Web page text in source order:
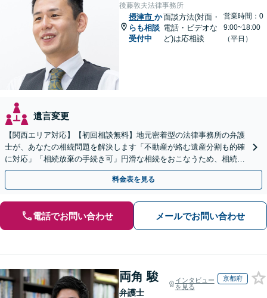
後藤敦夫法律事務所
摂津市 か
らも相談
受付中
面談方法(対面・
電話・ビデオな
ど)は応相談
営業時間：0
9:00~18:00
（平日）
遺言変更
【関西エリア対応】【初回相談無料】地元密着型の法律事務所の弁護
士が、あなたの相続問題を解決します「不動産が絡む遺産分割も的確
に対応」「相続放棄の手続き可」円滑な相続をおこなうため、相続問
題は自分の代で解決しましょう【完全個室制】
料金表を見る
電話でお問い合わせ メールでお問い合わせ
両角 駿
弁護士
インタビュー
を見る
京都府